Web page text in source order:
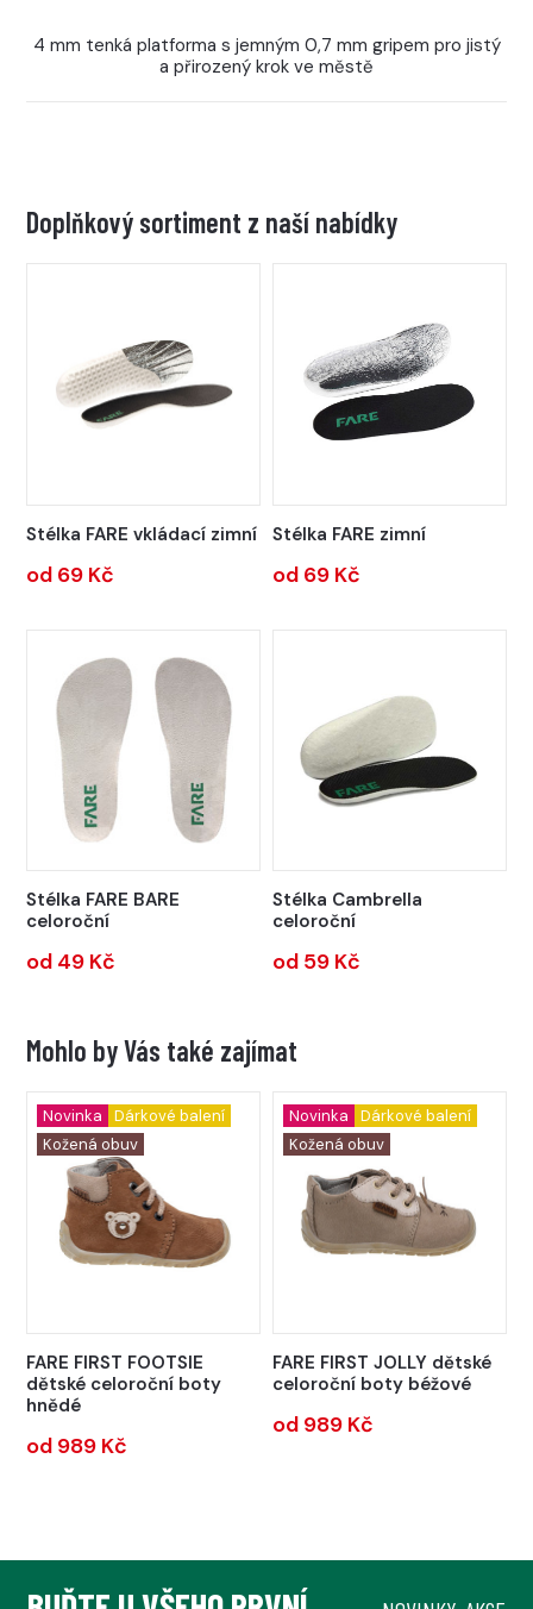
4 mm tenká platforma s jemným 0,7 mm gripem pro jistý
a přirozený krok ve městě
Doplňkový sortiment z naší nabídky
Stélka FARE vkládací zimní
od 69 Kč
Stélka FARE zimní
od 69 Kč
Stélka FARE BARE
celoroční
od 49 Kč
Stélka Cambrella
celoroční
od 59 Kč
Mohlo by Vás také zajímat
Novinka
Dárkové balení
Kožená obuv
FARE FIRST FOOTSIE
dětské celoroční boty
hnědé
od 989 Kč
Novinka
Dárkové balení
Kožená obuv
FARE FIRST JOLLY dětské
celoroční boty béžové
od 989 Kč